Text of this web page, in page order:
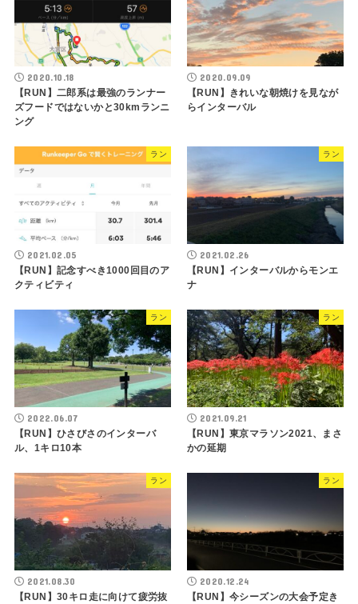
2020.10.18
【RUN】二郎系は最強のランナー
ズフードではないかと30kmランニ
ング
2020.09.09
【RUN】きれいな朝焼けを見なが
らインターバル
ラン
2021.02.05
【RUN】記念すべき1000回目のア
クティビティ
ラン
2021.02.26
【RUN】インターバルからモンエ
ナ
ラン
2022.06.07
【RUN】ひさびさのインターバ
ル、1キロ10本
ラン
2021.09.21
【RUN】東京マラソン2021、まさ
かの延期
ラン
2021.08.30
【RUN】30キロ走に向けて疲労抜
ラン
2020.12.24
【RUN】今シーズンの大会予定き